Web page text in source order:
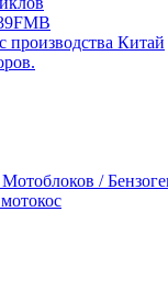
производства Китай
/